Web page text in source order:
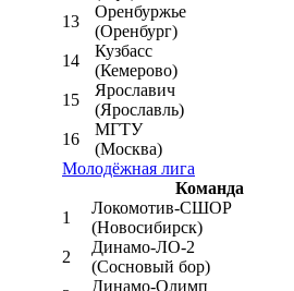
13
Оренбуржье
(Оренбург)
14
Кузбасс
(Кемерово)
15
Ярославич
(Ярославль)
16
МГТУ
(Москва)
Молодёжная лига
Команда
1
Локомотив-CШОР
(Новосибирск)
2
Динамо-ЛО-2
(Сосновый бор)
Динамо-Олимп